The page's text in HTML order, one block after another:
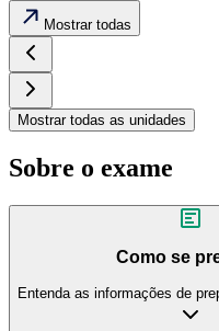
Mostrar todas
Mostrar todas as unidades
Sobre o exame
Como se
Entenda as informações de